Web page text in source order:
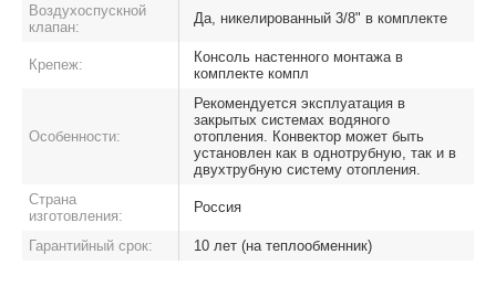
Воздухоспускной
клапан:
Да, никелированный 3/8" в комплекте
Крепеж:
Консоль настенного монтажа в
комплекте компл
Особенности:
Рекомендуется эксплуатация в
закрытых системах водяного
отопления. Конвектор может быть
установлен как в однотрубную, так и в
двухтрубную систему отопления.
Страна
изготовления:
Россия
Гарантийный срок: 10 лет (на теплообменник)